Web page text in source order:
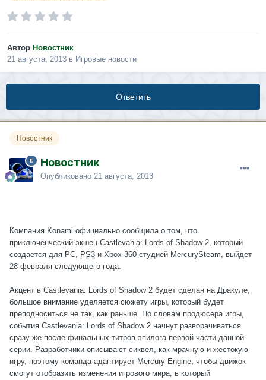
Автор Новостник
21 августа, 2013 в Игровые новости
Ответить
Новостник
Новостник
Опубликовано 21 августа, 2013
Компания Konami официально сообщила о том, что
приключенческий экшен Castlevania: Lords of Shadow 2, который
создается для РС, PS3 и Xbox 360 студией MercurySteam, выйдет
28 февраля следующего года.
Акцент в Castlevania: Lords of Shadow 2 будет сделан на Дракуле,
большое внимание уделяется сюжету игры, который будет
преподноситься не так, как раньше. По словам продюсера игры,
события Castlevania: Lords of Shadow 2 начнут разворачиваться
сразу же после финальных титров эпилога первой части данной
серии. Разработчики описывают сиквел, как мрачную и жестокую
игру, поэтому команда адаптирует Mercury Engine, чтобы движок
смогут отобразить изменения игрового мира, в который